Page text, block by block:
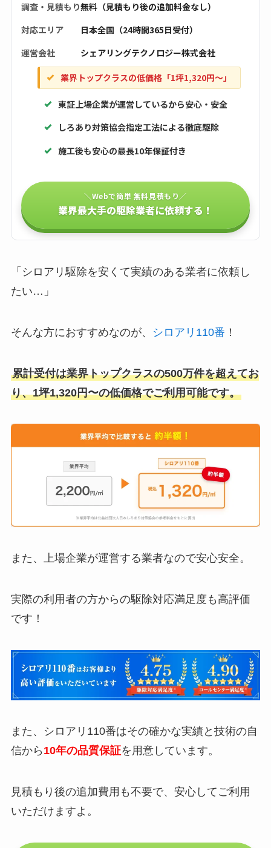
調査・見積もり無料（見積もり後の追加料金なし）
対応エリア
日本全国（24時間365日受付）
運営会社
シェアリングテクノロジー株式会社
業界トップクラスの低価格「1坪1,320円〜」
東証上場企業が運営しているから安心・安全
しろあり対策協会指定工法による徹底駆除
施工後も安心の最長10年保証付き
＼Webで簡単 無料見積もり／
業界最大手の駆除業者に依頼する！
「シロアリ駆除を安くて実績のある業者に依頼し
たい…」
そんな方におすすめなのが、 シロアリ110番 ！
累計受付は業界トップクラスの500万件を超えてお
り、1坪1,320円〜の低価格でご利用可能です。
また、上場企業が運営する業者なので安心安全。
実際の利用者の方からの駆除対応満足度も高評価
です！
また、シロアリ110番はその確かな実績と技術の自
信から 10年の品質保証を用意しています。
見積もり後の追加費用も不要で、安心してご利用
いただけますよ。